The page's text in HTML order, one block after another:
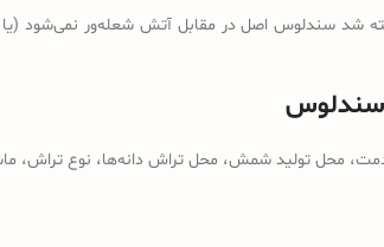
شد سندلوس اصل در مقابل آتش شعله‌ور نمی‌شود
سندلوس
محل تولید شمش، محل تراش دانه‌ها، نوع تراش،